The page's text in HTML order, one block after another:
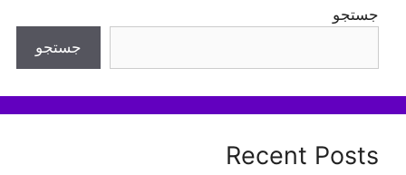
جستجو
جستجو
Recent Posts